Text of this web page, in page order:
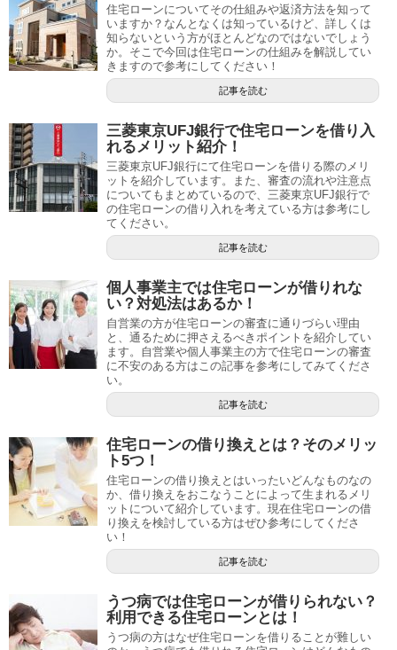
住宅ローンについてその仕組みや返済方法を知って
いますか？なんとなくは知っているけど、詳しくは
知らないという方がほとんどなのではないでしょう
か。そこで今回は住宅ローンの仕組みを解説してい
きますので参考にしてください！
記事を読む
三菱東京UFJ銀行で住宅ローンを借り入
れるメリット紹介！
三菱東京UFJ銀行にて住宅ローンを借りる際のメリ
ットを紹介しています。また、審査の流れや注意点
についてもまとめているので、三菱東京UFJ銀行で
の住宅ローンの借り入れを考えている方は参考にし
てください。
記事を読む
個人事業主では住宅ローンが借りれな
い？対処法はあるか！
自営業の方が住宅ローンの審査に通りづらい理由
と、通るために押さえるべきポイントを紹介してい
ます。自営業や個人事業主の方で住宅ローンの審査
に不安のある方はこの記事を参考にしてみてくださ
い。
記事を読む
住宅ローンの借り換えとは？そのメリッ
ト5つ！
住宅ローンの借り換えとはいったいどんなものなの
か、借り換えをおこなうことによって生まれるメリ
ットについて紹介しています。現在住宅ローンの借
り換えを検討している方はぜひ参考にしてくださ
い！
記事を読む
うつ病では住宅ローンが借りられない？
利用できる住宅ローンとは！
うつ病の方はなぜ住宅ローンを借りることが難しい